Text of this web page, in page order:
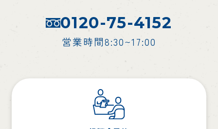
0120-75-4152
営業時間8:30~17:00